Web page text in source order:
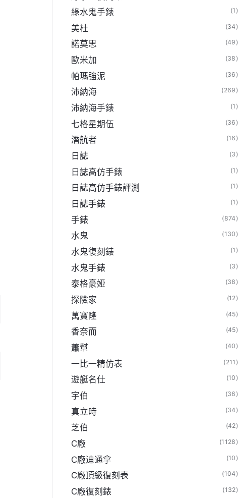
綠水鬼手錶 (1)
美杜 (34)
諾莫思 (49)
歐米加 (38)
帕瑪強泥 (36)
沛納海 (269)
沛納海手錶 (1)
七格星期伍 (36)
潛航者 (16)
日誌 (3)
日誌高仿手錶 (1)
日誌高仿手錶評測 (1)
日誌手錶 (1)
手錶 (874)
水鬼 (130)
水鬼復刻錶 (1)
水鬼手錶 (3)
泰格豪娅 (38)
探險家 (12)
萬寶隆 (45)
香奈而 (45)
蕭幫 (40)
一比一精仿表 (211)
遊艇名仕 (10)
宇伯 (36)
真立時 (34)
芝伯 (42)
C廠 (1128)
C廠迪通拿 (10)
C廠頂級復刻表 (104)
C廠復刻錶 (132)